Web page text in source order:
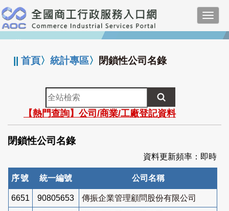
跳
到
主
要
:::
||首頁〉統計專區〉 閉鎖性公司名錄
全
站
檢
索
【熱門查詢】公司/商業/工廠登記資料
閉鎖性公司名錄
資料更新頻率：即時
序號 統一編號 公司名稱
6651 90805653 傳振企業管理顧問股份有限公司